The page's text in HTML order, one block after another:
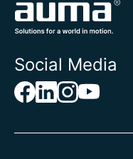
Social Media